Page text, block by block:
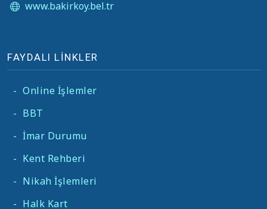
www.bakirkoy.bel.tr
FAYDALI LİNKLER
- Online İşlemler
- BBT
- İmar Durumu
- Kent Rehberi
- Nikah İşlemleri
- Halk Kart